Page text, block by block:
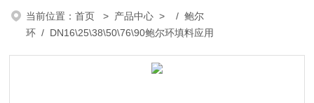
当前位置：首页 > 产品中心 > /鲍尔
环 / DN16\25\38\50\76\90鲍尔环填料应用